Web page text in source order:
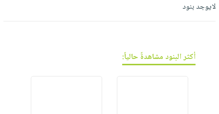
ملابس
حلي
عناية
iKitab
بلا
نيل
وفرات
الشركة
سياسة
لائحة
الأمنيات
لايوجد بنود
أكثر البنود مشاهدةً حالياً: